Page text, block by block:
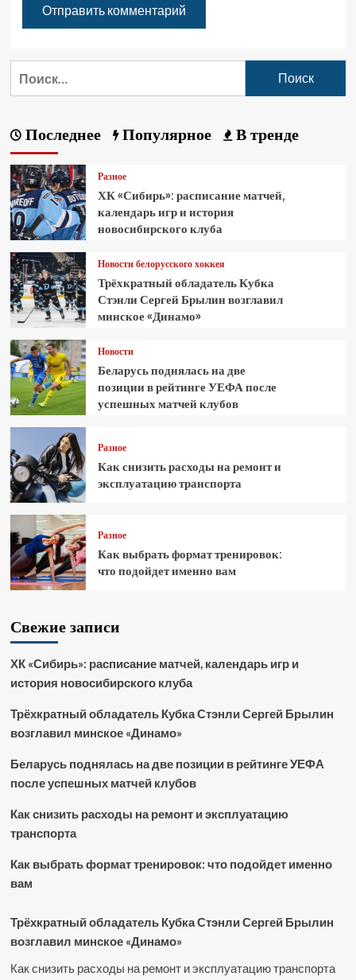
Последнее Популярное В тренде
Разное
ХК «Сибирь»: расписание матчей,
календарь игр и история
новосибирского клуба
Новости белорусского хоккея
Трёхкратный обладатель Кубка
Стэнли Сергей Брылин возглавил
минское «Динамо»
Новости
Беларусь поднялась на две
позиции в рейтинге УЕФА после
успешных матчей клубов
Разное
Как снизить расходы на ремонт и
эксплуатацию транспорта
Разное
Как выбрать формат тренировок:
что подойдет именно вам
Свежие записи
ХК «Сибирь»: расписание матчей, календарь игр и
история новосибирского клуба
Трёхкратный обладатель Кубка Стэнли Сергей Брылин
возглавил минское «Динамо»
Беларусь поднялась на две позиции в рейтинге УЕФА
после успешных матчей клубов
Как снизить расходы на ремонт и эксплуатацию
транспорта
Как выбрать формат тренировок: что подойдет именно
вам
Трёхкратный обладатель Кубка Стэнли Сергей Брылин
возглавил минское «Динамо»
Как снизить расходы на ремонт и эксплуатацию транспорта